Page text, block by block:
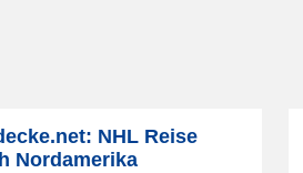
NHL Reise
Nordamerika